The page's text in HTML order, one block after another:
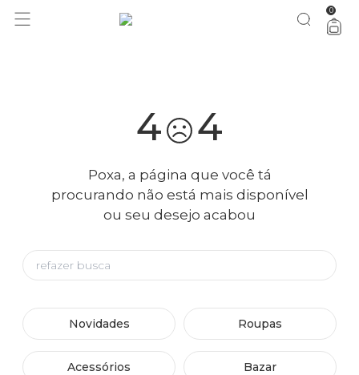
você merece 30% OFF pra comemorar com a gente aproveita! 0
4 4
Poxa, a página que você tá
procurando não está mais disponível
ou seu desejo acabou
Novidades Roupas
Acessórios Bazar